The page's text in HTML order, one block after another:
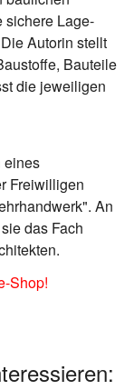
sichere Lage-
Autorin stellt
Bauteile
die jeweiligen
eines
Freiwilligen
An
das Fach
Shop!